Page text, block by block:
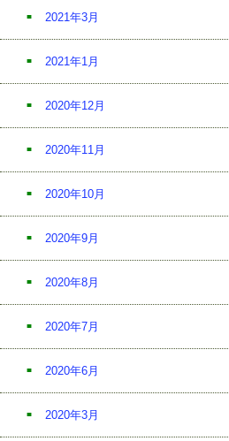
2021年3月
2021年1月
2020年12月
2020年11月
2020年10月
2020年9月
2020年8月
2020年7月
2020年6月
2020年3月